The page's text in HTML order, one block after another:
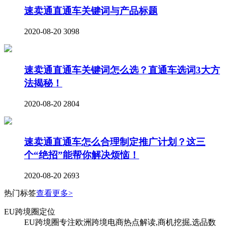
速卖通直通车关键词与产品标题
2020-08-20 3098
速卖通直通车关键词怎么选？直通车选词3大方
法揭秘！
2020-08-20 2804
速卖通直通车怎么合理制定推广计划？这三
个“绝招”能帮你解决烦恼！
2020-08-20 2693
热门标签查看更多>
EU跨境圈定位
EU跨境圈专注欧洲跨境电商热点解读,商机挖掘,选品数